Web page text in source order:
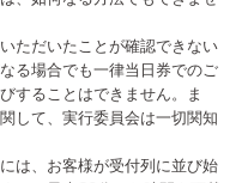
い。なお、発券でき
けない場合もござい
多くのお客様にお渡
させていただきます。
公式
も発券可能な枚数は限